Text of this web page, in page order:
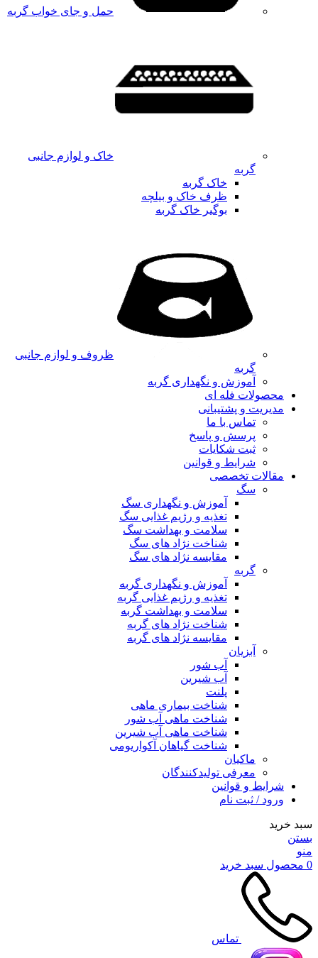
حمل و جای خواب گربه
خاک و لوازم جانبی
گربه
خاک گربه
ظرف خاک و بیلچه
بوگیر خاک گربه
ظروف و لوازم جانبی
گربه
آموزش و نگهداری گربه
محصولات فله ای
مدیریت و پشتیبانی
تماس با ما
پرسش و پاسخ
ثبت شکایات
شرایط و قوانین
مقالات تخصصی
سگ
آموزش و نگهداری سگ
تغذیه و رژیم غذایی سگ
سلامت و بهداشت سگ
شناخت نژاد های سگ
مقایسه نژاد های سگ
گربه
آموزش و نگهداری گربه
تغذیه و رژیم غذایی گربه
سلامت و بهداشت گربه
شناخت نژاد های گربه
مقایسه نژاد های گربه
آبزیان
آب شور
آب شیرین
پلنت
شناخت بیماری ماهی
شناخت ماهی آب شور
شناخت ماهی آب شیرین
شناخت گیاهان آکواریومی
ماکیان
معرفی تولیدکنندگان
شرایط و قوانین
ورود / ثبت نام
سبد خرید
بستن
منو
0 محصول سبد خرید
تماس